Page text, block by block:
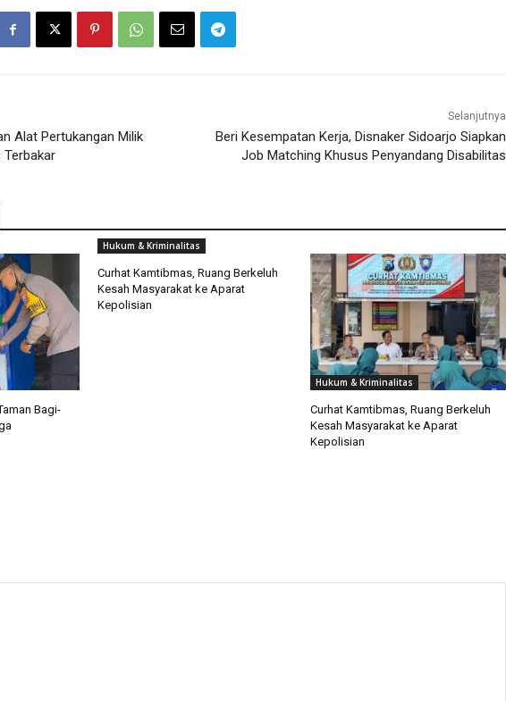
Alat Pertukangan Milik
Terbakar
Selanjutnya
Beri Kesempatan Kerja, Disnaker Sidoarjo Siapkan
Job Matching Khusus Penyandang Disabilitas
Bagi-
Hukum & Kriminalitas
Curhat Kamtibmas, Ruang Berkeluh
Kesah Masyarakat ke Aparat
Kepolisian
Hukum & Kriminalitas
Curhat Kamtibmas, Ruang Berkeluh
Kesah Masyarakat ke Aparat
Kepolisian